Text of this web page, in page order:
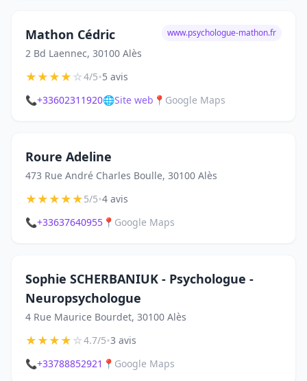
Mathon Cédric
2 Bd Laennec, 30100 Alès
www.psychologue-mathon.fr
★★★★☆4/5•5 avis
📞+33602311920🌐Site web 📍 Google Maps
Roure Adeline
473 Rue André Charles Boulle, 30100 Alès
★★★★★5/5•4 avis
📞+33637640955 📍 Google Maps
Sophie SCHERBANIUK - Psychologue -
Neuropsychologue
4 Rue Maurice Bourdet, 30100 Alès
★★★★☆4.7/5•3 avis
📞+33788852921 📍 Google Maps